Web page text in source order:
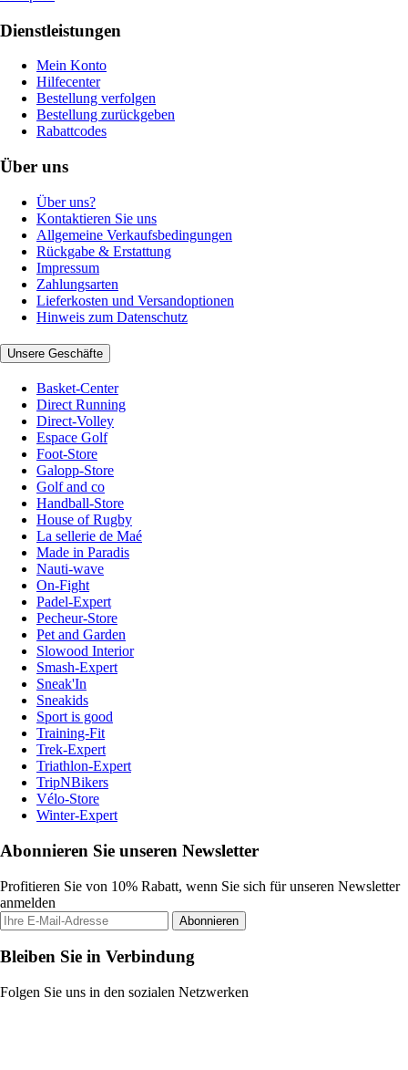
Dienstleistungen
Mein Konto
Hilfecenter
Bestellung verfolgen
Bestellung zurückgeben
Rabattcodes
Über uns
Über uns?
Kontaktieren Sie uns
Allgemeine Verkaufsbedingungen
Rückgabe & Erstattung
Impressum
Zahlungsarten
Lieferkosten und Versandoptionen
Hinweis zum Datenschutz
Unsere Geschäfte
Basket-Center
Direct Running
Direct-Volley
Espace Golf
Foot-Store
Galopp-Store
Golf and co
Handball-Store
House of Rugby
La sellerie de Maé
Made in Paradis
Nauti-wave
On-Fight
Padel-Expert
Pecheur-Store
Pet and Garden
Slowood Interior
Smash-Expert
Sneak'In
Sneakids
Sport is good
Training-Fit
Trek-Expert
Triathlon-Expert
TripNBikers
Vélo-Store
Winter-Expert
Abonnieren Sie unseren Newsletter
Profitieren Sie von 10% Rabatt, wenn Sie sich für unseren Newsletter
anmelden
Abonnieren
Bleiben Sie in Verbindung
Folgen Sie uns in den sozialen Netzwerken